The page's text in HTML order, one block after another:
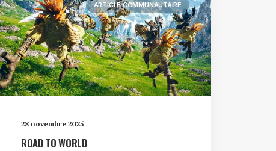
ARTICLE COMMUNAUTAIRE
28 novembre 2025
ROAD TO WORLD